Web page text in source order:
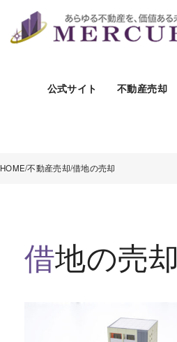
公式サイト 不動産売却
HOME 不動産売却 借地の売却
借地の売却